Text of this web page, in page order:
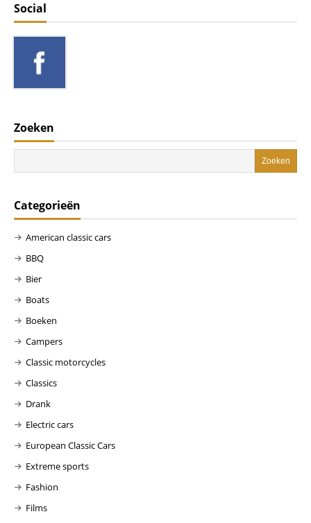
Social
Zoeken
Categorieën
American classic cars
BBQ
Bier
Boats
Boeken
Campers
Classic motorcycles
Classics
Drank
Electric cars
European Classic Cars
Extreme sports
Fashion
Films